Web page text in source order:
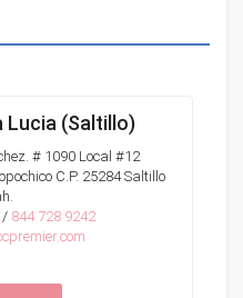
Lucia (Saltillo)
# 1090 Local #12
C.P. 25284 Saltillo
/ 844 728 9242